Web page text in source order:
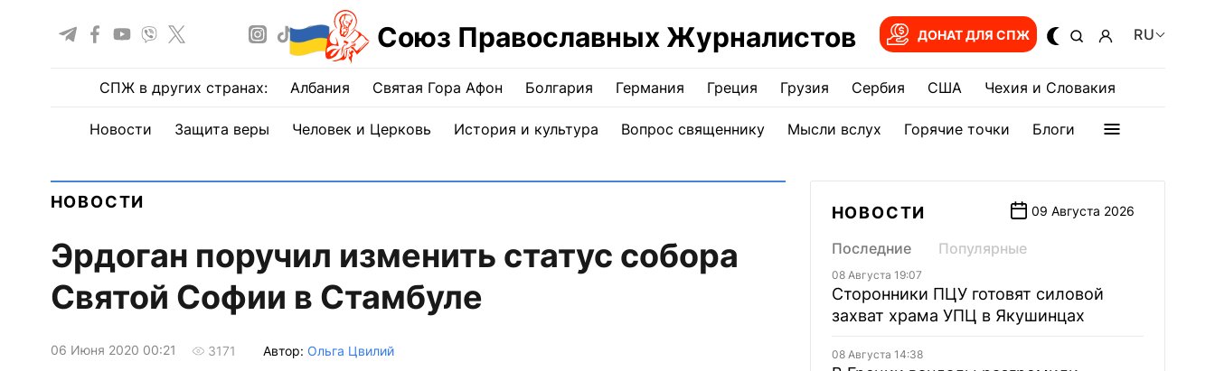
Союз Православных Журналистов ДОНАТ ДЛЯ СПЖ RU
СПЖ в других странах: Албания Святая Гора Афон Болгария Германия Греция Грузия Сербия США Чехия и Словакия
Новости Защита веры Человек и Церковь История и культура Вопрос священнику Мысли вслух Горячие точки Блоги
НОВОСТИ
Эрдоган поручил изменить статус собора
Святой Софии в Стамбуле
06 Июня 2020 00:21 3171 Автор: Ольга Цвилий
НОВОСТИ 09 Августа 2026
Последние Популярные
08 Августа 19:07
Сторонники ПЦУ готовят силовой
захват храма УПЦ в Якушинцах
08 Августа 14:38